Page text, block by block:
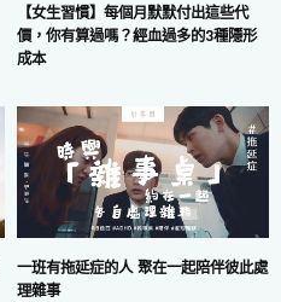
【女生習慣】每個月默默付出這些代
價，你有算過嗎？經血過多的3種隱形
成本
一班有拖延症的人 聚在一起陪伴彼此處
理雜事